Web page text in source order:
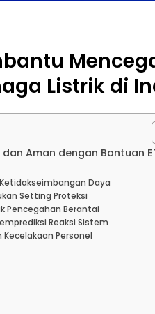
Listrik di
Aman dengan Bantuan
Daya
Setting Proteksi
Pencegahan Berantai
Reaksi Sistem
Kecelakaan Personel